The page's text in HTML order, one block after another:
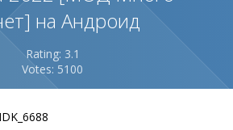
на Андроид
Rating: 3.1
Votes: 5100